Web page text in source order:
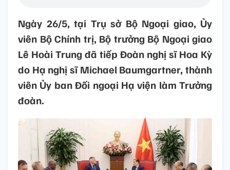
Ngày 26/5, tại Trụ sở Bộ Ngoại giao, Ủy
viên Bộ Chính trị, Bộ trưởng Bộ Ngoại giao
Lê Hoài Trung đã tiếp Đoàn nghị sĩ Hoa Kỳ
do Hạ nghị sĩ Michael Baumgartner, thành
viên Ủy ban Đối ngoại Hạ viện làm Trưởng
đoàn.